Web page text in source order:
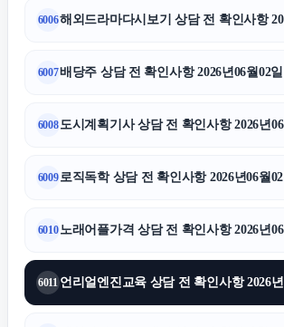
6006해외드라마다시보기 상담 전 확인사항
6007배당주 상담 전 확인사항 2026년06월02
6008도시계획기사 상담 전 확인사항 2026년
6009로직독학 상담 전 확인사항 2026년06월
6010노래어플가격 상담 전 확인사항 2026년
6011